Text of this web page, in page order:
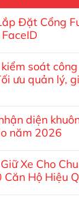
Đặt Cổng
soát
ưu quản lý,
diện
năm 2026
Xe Cho
Hộ Hiệu